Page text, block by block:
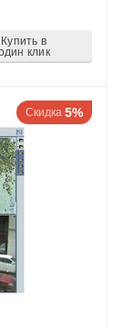
Купить в
клик
Скидка 5%